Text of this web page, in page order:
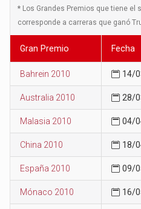
* Los Grandes Premios que tiene el
corresponde a carreras que ganó
Gran Premio Fecha
Bahrein 2010 14/
Australia 2010 28/
Malasia 2010 04/
China 2010 18/
España 2010 09/
Mónaco 2010 16/